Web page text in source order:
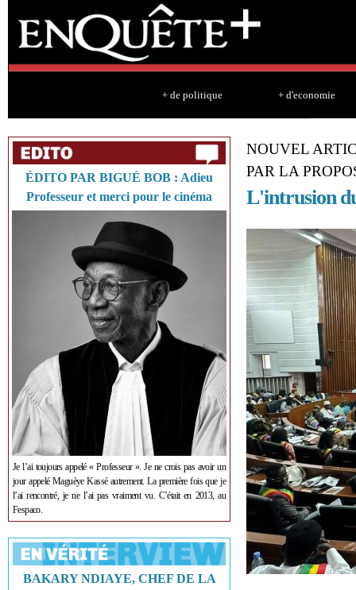
+ de politique + d'economie
ÉDITO PAR BIGUÉ BOB : Adieu
Professeur et merci pour le cinéma
Je l’ai toujours appelé « Professeur ». Je ne crois pas avoir un
jour appelé Maguèye Kassé autrement. La première fois que je
l’ai rencontré, je ne l’ai pas vraiment vu. C’était en 2013, au
Fespaco.
BAKARY NDIAYE, CHEF DE LA
NOUVEL
PAR LA
L'intrusion